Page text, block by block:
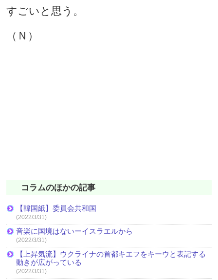
すごいと思う。
（Ｎ）
コラムのほかの記事
【韓国紙】委員会共和国
(2022/3/31)
音楽に国境はないーイスラエルから
(2022/3/31)
【上昇気流】ウクライナの首都キエフをキーウと表記する
動きが広がっている
(2022/3/31)